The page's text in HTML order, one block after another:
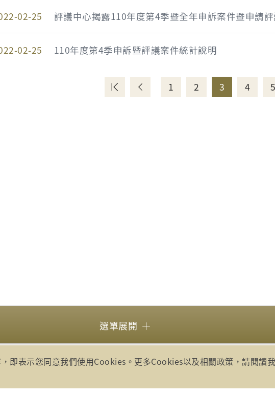
02-25 評議中心揭露110年度第4季暨全年申訴案件暨申請
02-25 110年度第4季申訴暨評議案件統計說明
1 2 3 4 5
選單展開
即表示您同意我們使用Cookies。更多Cookies以及相關政策，請閱讀